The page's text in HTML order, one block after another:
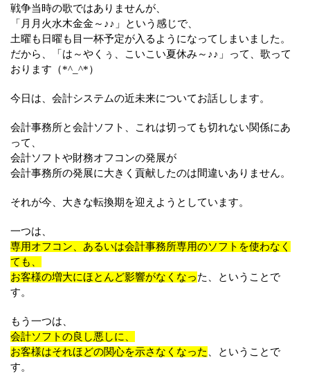
戦争当時の歌ではありませんが、
「月月火水木金金～♪♪」という感じで、
土曜も日曜も目一杯予定が入るようになってしまいました。
だから、「は～やくぅ、こいこい夏休み～♪♪」って、歌って
おります（*^_^*）
今日は、会計システムの近未来についてお話しします。
会計事務所と会計ソフト、これは切っても切れない関係にあ
って、
会計ソフトや財務オフコンの発展が
会計事務所の発展に大きく貢献したのは間違いありません。
それが今、大きな転換期を迎えようとしています。
一つは、
専用オフコン、あるいは会計事務所専用のソフトを使わなく
ても、
お客様の増大にほとんど影響がなくなった、ということで
す。
もう一つは、
会計ソフトの良し悪しに、
お客様はそれほどの関心を示さなくなった
、ということで
す。